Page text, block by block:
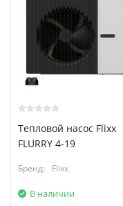
Тепловой насос Flixx
FLURRY 4-19
Бренд: Flixx
В наличии